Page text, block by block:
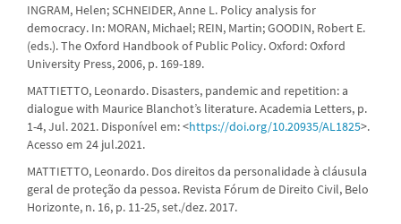
INGRAM, Helen; SCHNEIDER, Anne L. Policy analysis for
democracy. In: MORAN, Michael; REIN, Martin; GOODIN, Robert E.
(eds.). The Oxford Handbook of Public Policy. Oxford: Oxford
University Press, 2006, p. 169-189.
MATTIETTO, Leonardo. Disasters, pandemic and repetition: a
dialogue with Maurice Blanchot’s literature. Academia Letters, p.
1-4, Jul. 2021. Disponível em: <https://doi.org/10.20935/AL1825>.
Acesso em 24 jul.2021.
MATTIETTO, Leonardo. Dos direitos da personalidade à cláusula
geral de proteção da pessoa. Revista Fórum de Direito Civil, Belo
Horizonte, n. 16, p. 11-25, set./dez. 2017.